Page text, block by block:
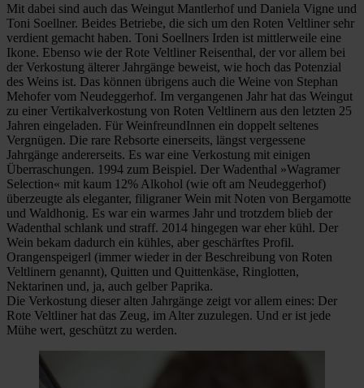
Mit dabei sind auch das Weingut Mantlerhof und Daniela Vigne und
Toni Soellner. Beides Betriebe, die sich um den Roten Veltliner sehr
verdient gemacht haben. Toni Soellners Irden ist mittlerweile eine
Ikone. Ebenso wie der Rote Veltliner Reisenthal, der vor allem bei
der Verkostung älterer Jahrgänge beweist, wie hoch das Potenzial
des Weins ist. Das können übrigens auch die Weine von Stephan
Mehofer vom Neudeggerhof. Im vergangenen Jahr hat das Weingut
zu einer Vertikalverkostung von Roten Veltlinern aus den letzten 25
Jahren eingeladen. Für WeinfreundInnen ein doppelt seltenes
Vergnügen. Die rare Rebsorte einerseits, längst vergessene
Jahrgänge andererseits. Es war eine Verkostung mit einigen
Überraschungen. 1994 zum Beispiel. Der Wadenthal »Wagramer
Selection« mit kaum 12% Alkohol (wie oft am Neudeggerhof)
überzeugte als eleganter, filigraner Wein mit Noten von Bergamotte
und Waldhonig. Es war ein warmes Jahr und trotzdem blieb der
Wadenthal schlank und straff. 2014 hingegen war eher kühl. Der
Wein bekam dadurch ein kühles, aber geschärftes Profil.
Orangenspeigerl (immer wieder in der Beschreibung von Roten
Veltlinern genannt), Quitten und Quittenkäse, Ringlotten,
Nektarinen und, ja, auch gelber Paprika.
Die Verkostung dieser alten Jahrgänge zeigt vor allem eines: Der
Rote Veltliner hat das Zeug, im Alter zuzulegen. Und er ist jede
Mühe wert, geschützt zu werden.